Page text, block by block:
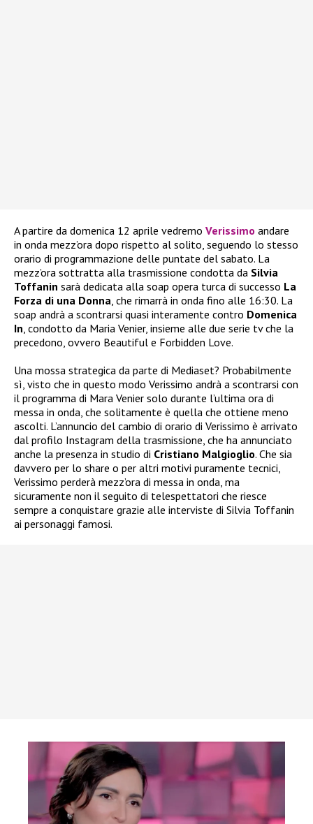
A partire da domenica 12 aprile vedremo Verissimo andare
in onda mezz’ora dopo rispetto al solito, seguendo lo stesso
orario di programmazione delle puntate del sabato. La
mezz’ora sottratta alla trasmissione condotta da Silvia
Toffanin sarà dedicata alla soap opera turca di successo La
Forza di una Donna, che rimarrà in onda fino alle 16:30. La
soap andrà a scontrarsi quasi interamente contro Domenica
In, condotto da Maria Venier, insieme alle due serie tv che la
precedono, ovvero Beautiful e Forbidden Love.
Una mossa strategica da parte di Mediaset? Probabilmente
sì, visto che in questo modo Verissimo andrà a scontrarsi con
il programma di Mara Venier solo durante l’ultima ora di
messa in onda, che solitamente è quella che ottiene meno
ascolti. L’annuncio del cambio di orario di Verissimo è arrivato
dal profilo Instagram della trasmissione, che ha annunciato
anche la presenza in studio di Cristiano Malgioglio. Che sia
davvero per lo share o per altri motivi puramente tecnici,
Verissimo perderà mezz’ora di messa in onda, ma
sicuramente non il seguito di telespettatori che riesce
sempre a conquistare grazie alle interviste di Silvia Toffanin
ai personaggi famosi.